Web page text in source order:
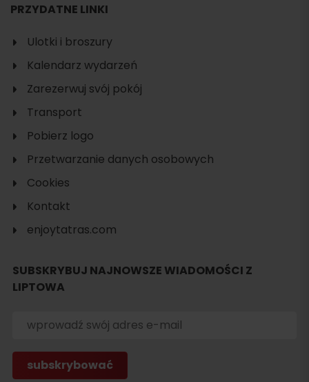
Szukaj
noclegu
PRZYDATNE LINKI
Ulotki i broszury
Kalendarz wydarzeń
Zarezerwuj svój pokój
Transport
Pobierz logo
Przetwarzanie danych osobowych
Cookies
Kontakt
enjoytatras.com
SUBSKRYBUJ NAJNOWSZE WIADOMOŚCI Z
LIPTOWA